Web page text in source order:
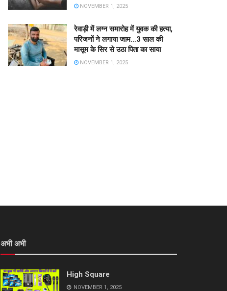
NOVEMBER 1, 2025
रेवाड़ी में लग्न समारोह में युवक की हत्या,
परिजनों ने लगाया जाम…3 साल की
मासूम के सिर से उठा पिता का साया
NOVEMBER 1, 2025
अभी अभी
High Square
NOVEMBER 1, 2025